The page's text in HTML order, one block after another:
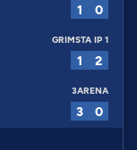
1 0
GRIMSTA IP 1
1 2
3ARENA
3 0